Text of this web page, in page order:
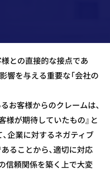
との直接的な接点であ
影響を与える重要な「会社の
お客様からのクレームは、
様が期待していたもの』と
、企業に対するネガティブ
ることから、適切に対応
信頼関係を築く上で大変